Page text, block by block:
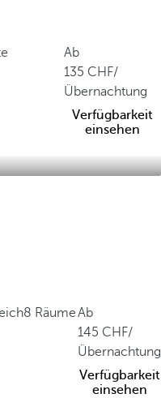
Ab
135
/
Übernachtung
Verfügbarkeit
einsehen
8 RäumeAb
145
/
Übernachtung
Verfügbarkeit
einsehen